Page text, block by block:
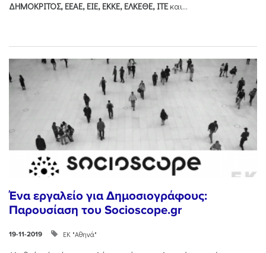
ΔΗΜΟΚΡΙΤΟΣ, ΕΕΑΕ, ΕΙΕ, ΕΚΚΕ, ΕΛΚΕΘΕ, ΙΤΕκαι...
Ένα εργαλείο για Δημοσιογράφους:
Παρουσίαση του Socioscope.gr
19-11-2019 ΕΚ "Αθηνά"